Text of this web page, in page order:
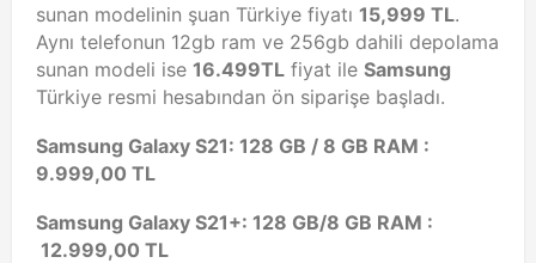
sunan modelinin şuan Türkiye fiyatı 15,999 TL.
Aynı telefonun 12gb ram ve 256gb dahili depolama
sunan modeli ise 16.499TL fiyat ile Samsung
Türkiye resmi hesabından ön siparişe başladı.
Samsung Galaxy S21: 128 GB / 8 GB RAM :
9.999,00 TL
Samsung Galaxy S21+: 128 GB/8 GB RAM :
12.999,00 TL